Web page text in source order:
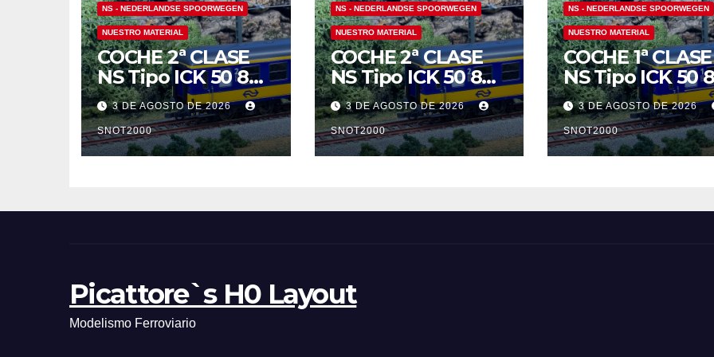
NS - NEDERLANDSE SPOORWEGEN
NUESTRO MATERIAL
COCHE 2ª CLASE
NS Tipo ICK 50 84
22-37 908-3 B
3 DE AGOSTO DE 2026
SNOT2000
NS - NEDERLANDSE SPOORWEGEN
NUESTRO MATERIAL
COCHE 2ª CLASE
NS Tipo ICK 50 84
22-37 915-1 B
3 DE AGOSTO DE 2026
SNOT2000
NS - NEDERLANDSE SPOORWEGEN
NUESTRO MATERIAL
COCHE 1ª CLASE
NS Tipo ICK 50
12-37 005-0 A
3 DE AGOSTO DE 2026
SNOT2000
Picattore`s H0 Layout
Modelismo Ferroviario